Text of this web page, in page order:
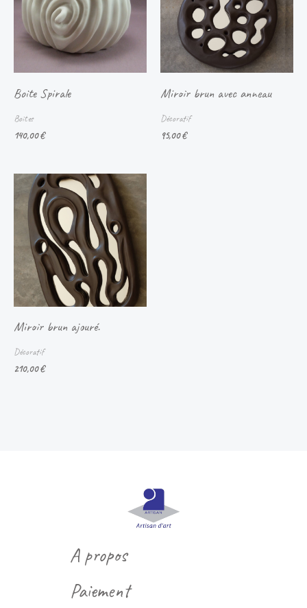
Boite Spirale
Boites
140,00€
Miroir brun avec anneau
Décoratif
95,00€
Miroir brun ajouré.
Décoratif
210,00€
A propos
Paiement